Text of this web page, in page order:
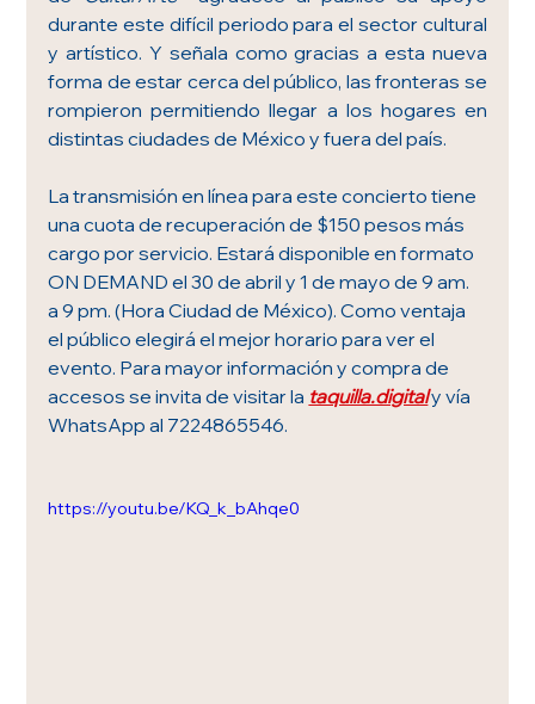
durante este difícil periodo para el sector cultural
y artístico. Y señala como gracias a esta nueva
forma de estar cerca del público, las fronteras se
rompieron permitiendo llegar a los hogares en
distintas ciudades de México y fuera del país.
La transmisión en línea para este concierto tiene
una cuota de recuperación de $150 pesos más
cargo por servicio. Estará disponible en formato
ON DEMAND el 30 de abril y 1 de mayo de 9 am.
a 9 pm. (Hora Ciudad de México). Como ventaja
el público elegirá el mejor horario para ver el
evento. Para mayor información y compra de
accesos se invita de visitar la taquilla.digital y vía
WhatsApp al 7224865546.
https://youtu.be/KQ_k_bAhqe0